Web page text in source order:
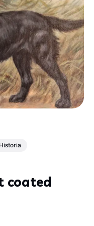
Historia
coated